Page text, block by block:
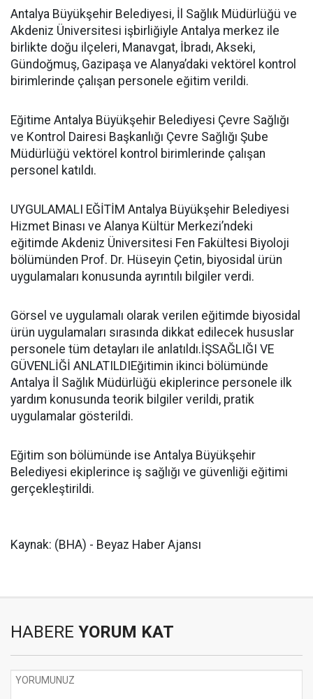
Antalya Büyükşehir Belediyesi, İl Sağlık Müdürlüğü ve
Akdeniz Üniversitesi işbirliğiyle Antalya merkez ile
birlikte doğu ilçeleri, Manavgat, İbradı, Akseki,
Gündoğmuş, Gazipaşa ve Alanya’daki vektörel kontrol
birimlerinde çalışan personele eğitim verildi.
Eğitime Antalya Büyükşehir Belediyesi Çevre Sağlığı
ve Kontrol Dairesi Başkanlığı Çevre Sağlığı Şube
Müdürlüğü vektörel kontrol birimlerinde çalışan
personel katıldı.
UYGULAMALI EĞİTİM Antalya Büyükşehir Belediyesi
Hizmet Binası ve Alanya Kültür Merkezi’ndeki
eğitimde Akdeniz Üniversitesi Fen Fakültesi Biyoloji
bölümünden Prof. Dr. Hüseyin Çetin, biyosidal ürün
uygulamaları konusunda ayrıntılı bilgiler verdi.
Görsel ve uygulamalı olarak verilen eğitimde biyosidal
ürün uygulamaları sırasında dikkat edilecek hususlar
personele tüm detayları ile anlatıldı.İŞSAĞLIĞI VE
GÜVENLİĞİ ANLATILDIEğitimin ikinci bölümünde
Antalya İl Sağlık Müdürlüğü ekiplerince personele ilk
yardım konusunda teorik bilgiler verildi, pratik
uygulamalar gösterildi.
Eğitim son bölümünde ise Antalya Büyükşehir
Belediyesi ekiplerince iş sağlığı ve güvenliği eğitimi
gerçekleştirildi.
Kaynak: (BHA) - Beyaz Haber Ajansı
HABERE YORUM KAT